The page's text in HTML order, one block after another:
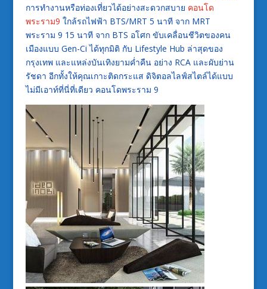
การทำงานหรือท่องเที่ยวได้อย่างสะดวกสบาย คอนโด
พระราม9 ใกล้รถไฟฟ้า BTS/MRT 5 นาที จาก MRT
พระราม 9 15 นาที จาก BTS อโศก ขับเคลื่อนชีวิตของคน
เมืองแบบ Gen-Ci ได้ทุกมิติ กับ Lifestyle Hub ล่าสุดของ
กรุงเทพ และแหล่งบันเทิงยามค่ำคืน อย่าง RCA และผับย่าน
รัชดา อีกทั้งให้คุณเกาะติดกระแส ดิจิตอลไลฟ์สไตล์ได้แบบ
ไม่มีเอาท์ที่นี่ที่เดียว คอนโดพระราม 9